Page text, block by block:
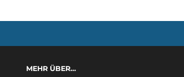
MEHR ÜBER…